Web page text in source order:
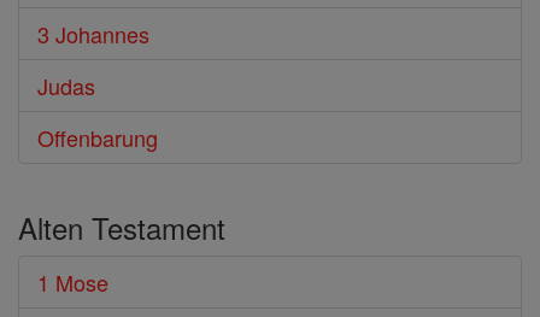
3 Johannes
Judas
Offenbarung
Alten Testament
1 Mose